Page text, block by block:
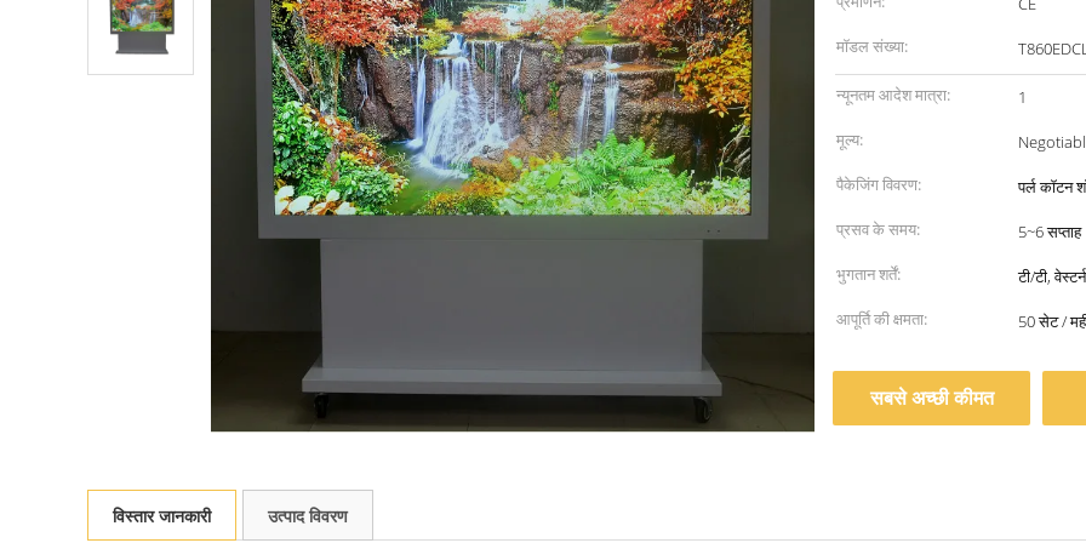
मॉडल संख्या:
न्यूनतम आदेश मात्रा:
1
मूल्य:
पैकेजिंग विवरण:
पर्ल कॉटन
प्रसव के समय:
5~6 सप्ताह
भुगतान शर्तें:
टी/टी,
आपूर्ति की क्षमता:
50 सेट /
सबसे अच्छी कीमत
विस्तार जानकारी उत्पाद विवरण